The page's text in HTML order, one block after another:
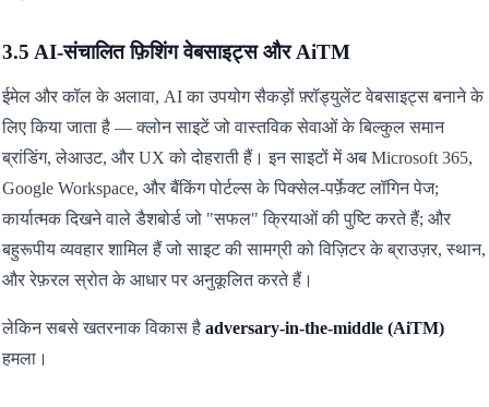
3.5 AI-संचालित फ़िशिंग वेबसाइट्स और AiTM
ईमेल और कॉल के अलावा, AI का उपयोग सैकड़ों फ़्रॉड्युलेंट वेबसाइट्स बनाने के
लिए किया जाता है — क्लोन साइटें जो वास्तविक सेवाओं के बिल्कुल समान
ब्रांडिंग, लेआउट, और UX को दोहराती हैं। इन साइटों में अब Microsoft 365,
Google Workspace, और बैंकिंग पोर्टल्स के पिक्सेल-पर्फ़ेक्ट लॉगिन पेज;
कार्यात्मक दिखने वाले डैशबोर्ड जो "सफल" क्रियाओं की पुष्टि करते हैं; और
बहुरूपीय व्यवहार शामिल हैं जो साइट की सामग्री को विज़िटर के ब्राउज़र, स्थान,
और रेफ़रल स्रोत के आधार पर अनुकूलित करते हैं।
लेकिन सबसे खतरनाक विकास है adversary-in-the-middle (AiTM)
हमला।